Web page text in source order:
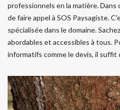
professionnels en la matière.
de faire appel à SOS Paysagiste.
spécialisée dans le domaine.
abordables et accessibles à tous.
informatifs comme le devis, il